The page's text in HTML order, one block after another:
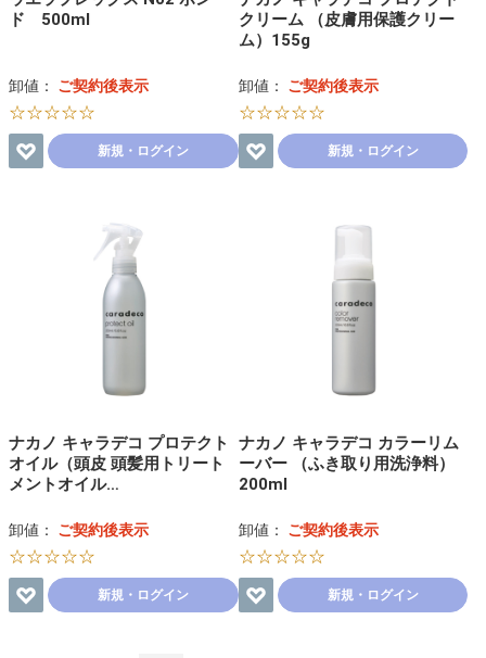
ド 500ml
卸値： ご契約後表示
☆☆☆☆☆
新規・ログイン
クリーム （皮膚用保護クリー
ム）155g
卸値： ご契約後表示
☆☆☆☆☆
新規・ログイン
ナカノ キャラデコ プロテクト
オイル（頭皮 頭髪用トリート
メントオイル…
卸値： ご契約後表示
☆☆☆☆☆
新規・ログイン
ナカノ キャラデコ カラーリム
ーバー （ふき取り用洗浄料）
200ml
卸値： ご契約後表示
☆☆☆☆☆
新規・ログイン